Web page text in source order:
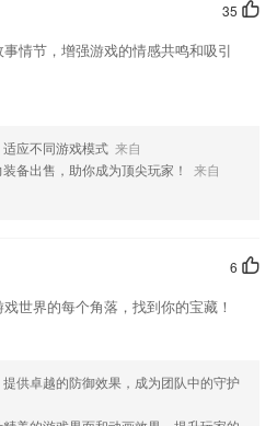
35
情节，增强游戏的情感共鸣和吸引
适应不同游戏模式 来自
备出售，助你成为顶尖玩家！
来自
6
世界的每个角落，找到你的宝藏！
提供卓越的防御效果，成为团队中的守护